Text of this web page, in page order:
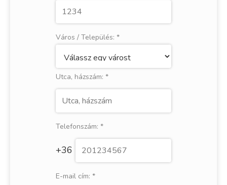
Város / Település: *
Utca, házszám: *
Telefonszám: *
+36
E-mail cím: *